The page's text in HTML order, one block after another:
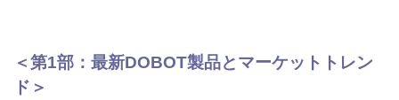
＜第1部： 最新DOBOT製品とマーケットトレン
ド ＞